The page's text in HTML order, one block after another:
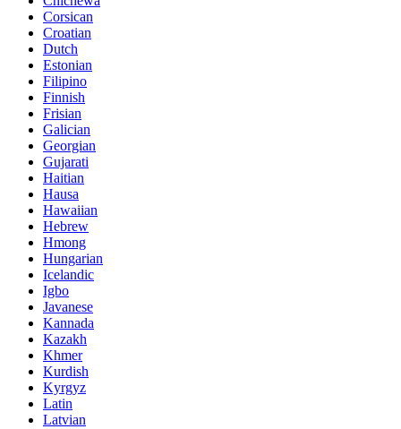
Corsican
Croatian
Dutch
Estonian
Filipino
Finnish
Frisian
Galician
Georgian
Gujarati
Haitian
Hausa
Hawaiian
Hebrew
Hmong
Hungarian
Icelandic
Igbo
Javanese
Kannada
Kazakh
Khmer
Kurdish
Kyrgyz
Latin
Latvian